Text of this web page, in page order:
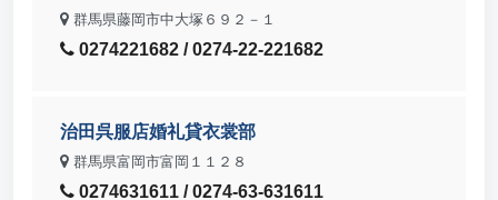
群馬県藤岡市中大塚６９２－１
0274221682 / 0274-22-221682
治田呉服店婚礼貸衣裳部
群馬県富岡市富岡１１２８
0274631611 / 0274-63-631611